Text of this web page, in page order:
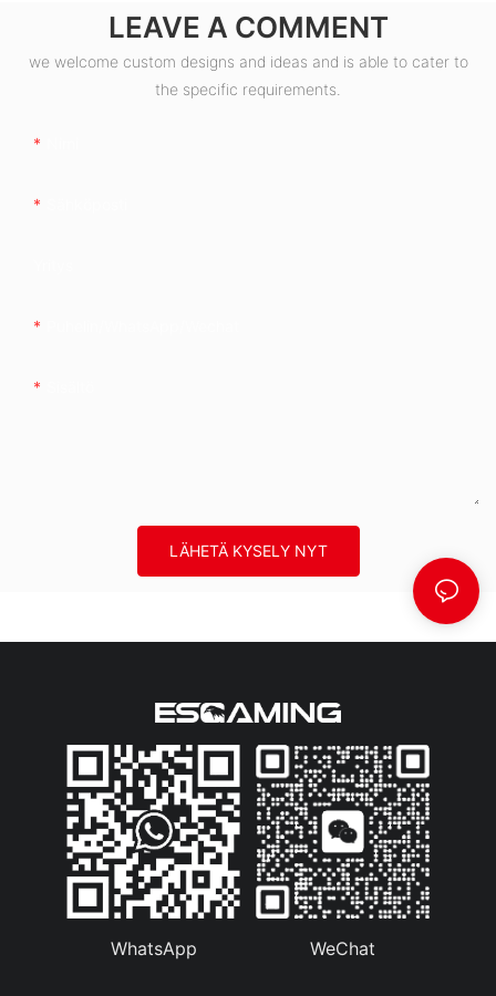
LEAVE A COMMENT
we welcome custom designs and ideas and is able to cater to
the specific requirements.
LÄHETÄ KYSELY NYT
WhatsApp WeChat